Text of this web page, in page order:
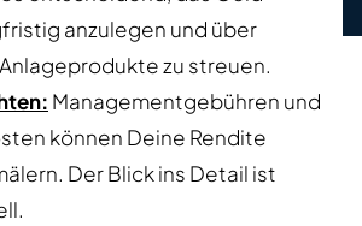
anzulegen und über
zu streuen.
Managementgebühren und
können Deine Rendite
Der Blick ins Detail ist